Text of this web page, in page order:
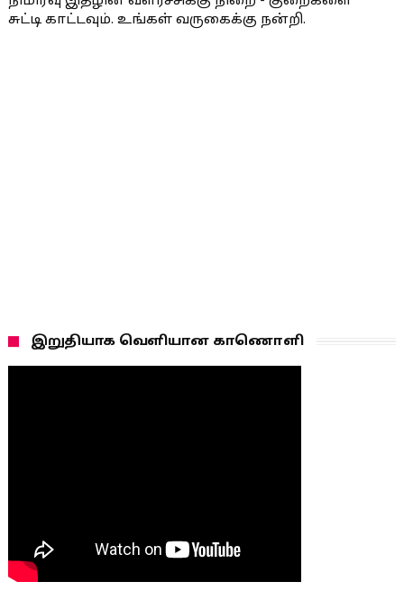
சுட்டி காட்டவும். உங்கள் வருகைக்கு நன்றி.
இறுதியாக வெளியான காணொளி